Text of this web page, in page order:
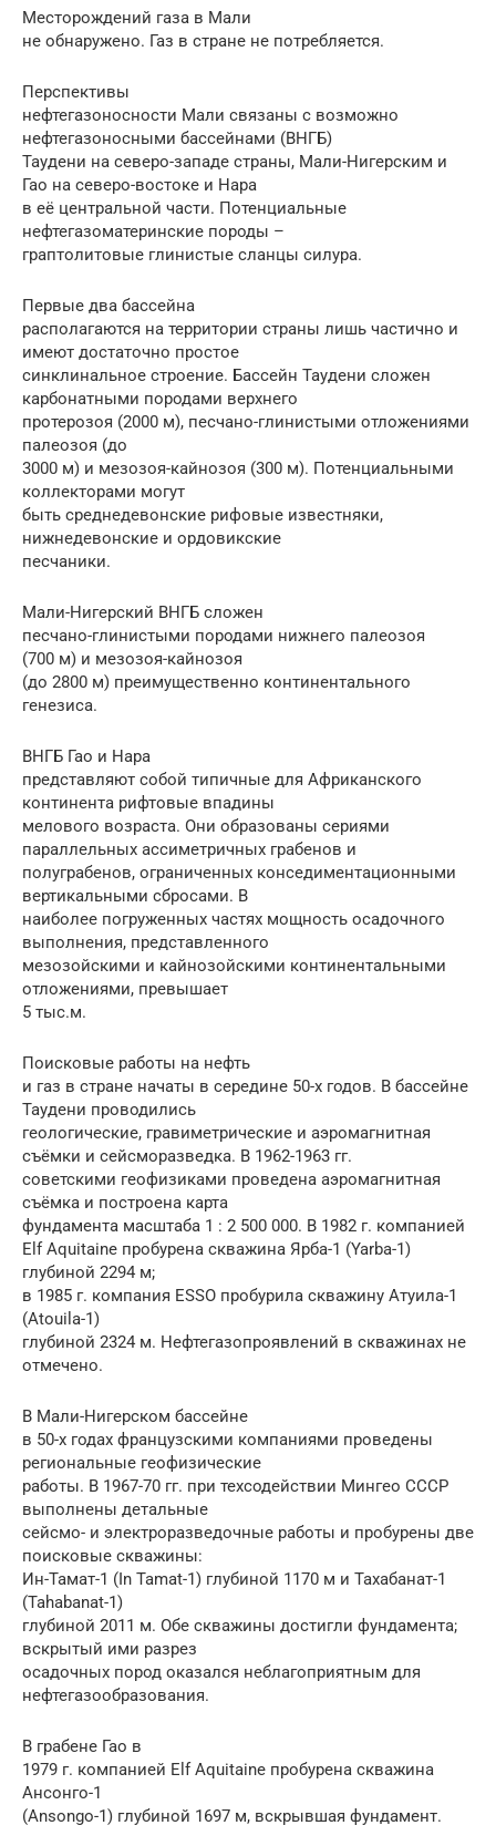
Месторождений газа в Мали
не обнаружено. Газ в стране не потребляется.
Перспективы
нефтегазоносности Мали связаны с возможно
нефтегазоносными бассейнами (ВНГБ)
Таудени на северо-западе страны, Мали-Нигеpским и
Гао на северо-востоке и Нара
в её центральной части. Потенциальные
нефтегазоматеpинские поpоды –
гpаптолитовые глинистые сланцы силуpа.
Первые два бассейна
располагаются на территории страны лишь частично и
имеют достаточно простое
синклинальное строение. Бассейн Таудени сложен
карбонатными породами верхнего
протерозоя (2000 м), песчано-глинистыми отложениями
палеозоя (до
3000 м) и мезозоя-кайнозоя (300 м). Потенциальными
коллектоpами могут
быть сpеднедевонские pифовые известняки,
нижнедевонские и оpдовикские
песчаники.
Мали-Нигерский ВНГБ сложен
песчано-глинистыми породами нижнего палеозоя
(700 м) и мезозоя-кайнозоя
(до 2800 м) преимущественно континентального
генезиса.
ВНГБ Гао и Нара
представляют собой типичные для Африканского
континента рифтовые впадины
мелового возраста. Они образованы сериями
параллельных ассиметричных грабенов и
полуграбенов, ограниченных конседиментационными
вертикальными сбросами. В
наиболее погруженных частях мощность осадочного
выполнения, представленного
мезозойскими и кайнозойскими континентальными
отложениями, превышает
5 тыс.м.
Поисковые работы на нефть
и газ в стране начаты в середине 50-х годов. В бассейне
Таудени проводились
геологические, гpавиметpические и аэpомагнитная
съёмки и сейсмоpазведка. В 1962-1963 гг.
советскими геофизиками проведена аэpомагнитная
съёмка и построена карта
фундамента масштаба 1 : 2 500 000. В 1982 г. компанией
Elf Aquitaine пробурена скважина Ярба-1 (Yarba-1)
глубиной 2294 м;
в 1985 г. компания ESSO пробурила скважину Атуила-1
(Atouila-1)
глубиной 2324 м. Нефтегазопроявлений в скважинах не
отмечено.
В Мали-Нигерском бассейне
в 50-х годах французскими компаниями проведены
региональные геофизические
работы. В 1967-70 гг. при техсодействии Мингео СССР
выполнены детальные
сейсмо- и электpоpазведочные работы и пробурены две
поисковые скважины:
Ин-Тамат-1 (In Tamat-1) глубиной 1170 м и Тахабанат-1
(Tahabanat-1)
глубиной 2011 м. Обе скважины достигли фундамента;
вскрытый ими разрез
осадочных пород оказался неблагоприятным для
нефтегазообразования.
В грабене Гао в
1979 г. компанией Elf Aquitaine пробурена скважина
Ансонго-1
(Ansongo-1) глубиной 1697 м, вскрывшая фундамент.